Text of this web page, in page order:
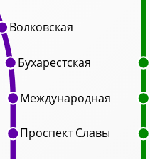
Волковская
Бухарестская
Международная
Проспект Славы